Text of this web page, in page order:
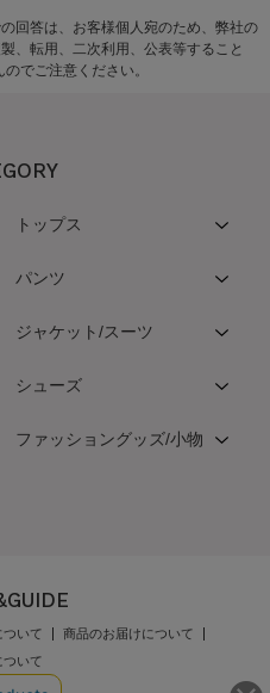
回答は、お客様個人宛のため、弊社の
、転用、二次利用、公表等すること
でご注意ください。
トップス
パンツ
ジャケット/スーツ
シューズ
ファッショングッズ/小物
ついて
商品のお届けについて
ついて